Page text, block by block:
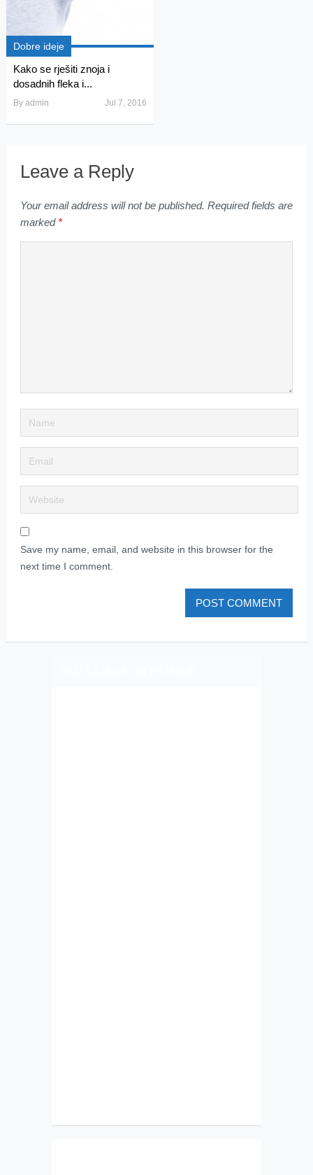
Dobre ideje
Kako se rješiti znoja i
dosadnih fleka i...
By admin Jul 7, 2016
Leave a Reply
Your email address will not be published. Required fields are
marked *
Save my name, email, and website in this browser for the
next time I comment.